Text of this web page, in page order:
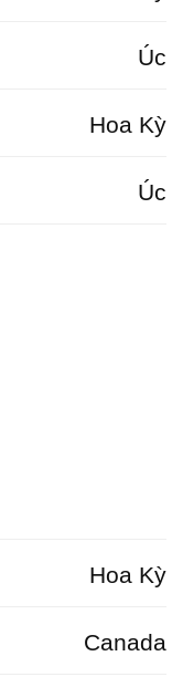
Úc
Hoa Kỳ
Úc
Hoa Kỳ
Canada